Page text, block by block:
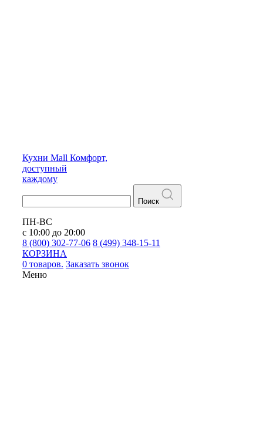
Кухни Mall Комфорт,
доступный
каждому
Поиск
ПН-ВС
с 10:00 до 20:00
8 (800) 302-77-06 8 (499) 348-15-11
КОРЗИНА
0 товаров. Заказать звонок
Меню